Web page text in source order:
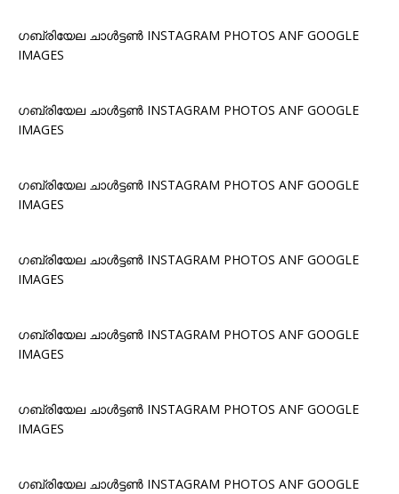
ഗബ്രിയേല ചാൾട്ടൺ INSTAGRAM PHOTOS ANF GOOGLE
IMAGES
ഗബ്രിയേല ചാൾട്ടൺ INSTAGRAM PHOTOS ANF GOOGLE
IMAGES
ഗബ്രിയേല ചാൾട്ടൺ INSTAGRAM PHOTOS ANF GOOGLE
IMAGES
ഗബ്രിയേല ചാൾട്ടൺ INSTAGRAM PHOTOS ANF GOOGLE
IMAGES
ഗബ്രിയേല ചാൾട്ടൺ INSTAGRAM PHOTOS ANF GOOGLE
IMAGES
ഗബ്രിയേല ചാൾട്ടൺ INSTAGRAM PHOTOS ANF GOOGLE
IMAGES
ഗബ്രിയേല ചാൾട്ടൺ INSTAGRAM PHOTOS ANF GOOGLE